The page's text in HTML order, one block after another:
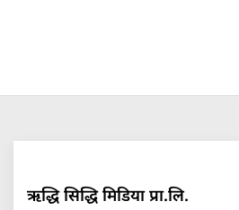
ऋद्धि सिद्धि मिडिया प्रा.लि.